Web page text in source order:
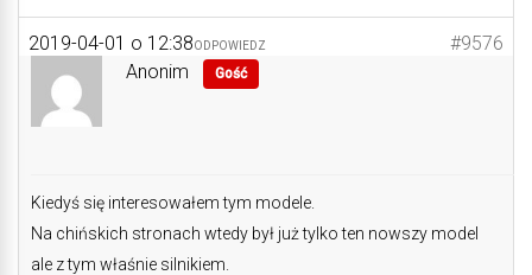
2019-04-01 o 12:38 #9576
ODPOWIEDZ
Anonim Gość
Kiedyś się interesowałem tym modele.
Na chińskich stronach wtedy był już tylko ten nowszy model
ale z tym właśnie silnikiem.